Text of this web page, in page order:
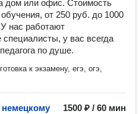
дом или офис. Стоимость
от 250 руб. до 1000
нас работают
у вас всегда
по душе.
к экзамену, егэ, огэ,
немецкому
1500 ₽ / 60 мин